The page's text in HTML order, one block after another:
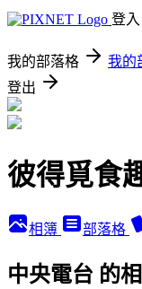
登入
我的部落格 我的
登出
彼得覓食
相簿 部落格
中央電台 的